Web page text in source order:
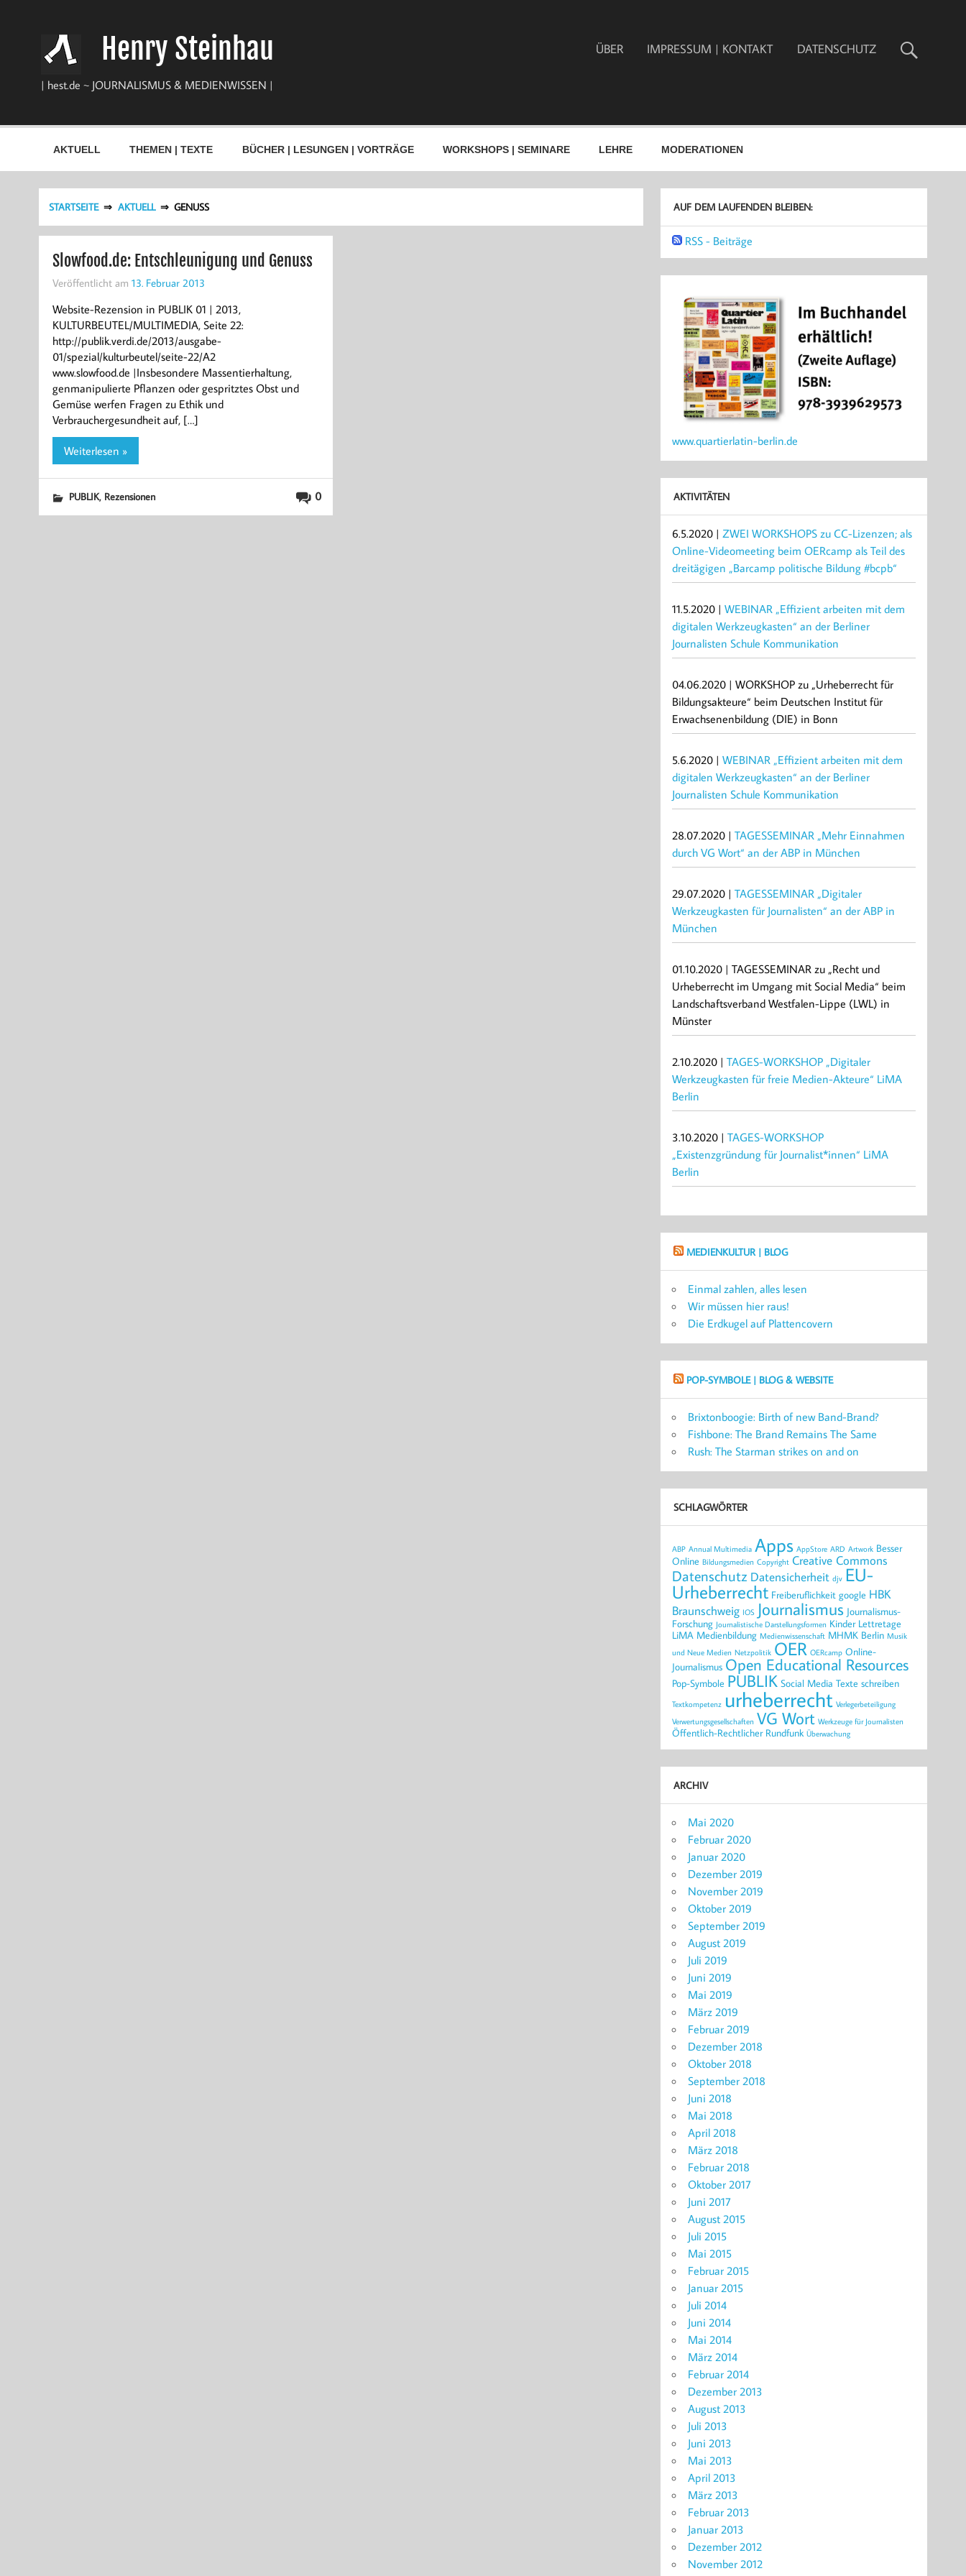
Henry Steinhau
| hest.de ~ JOURNALISMUS & MEDIENWISSEN |
ÜBER IMPRESSUM | KONTAKT DATENSCHUTZ
AKTUELL THEMEN | TEXTE BÜCHER | LESUNGEN | VORTRÄGE WORKSHOPS | SEMINARE LEHRE MODERATIONEN
STARTSEITE AKTUELL GENUSS
Slowfood.de: Entschleunigung und Genuss
Veröffentlicht am 13. Februar 2013
Website-Rezension in PUBLIK 01 | 2013,
KULTURBEUTEL/MULTIMEDIA, Seite 22:
http://publik.verdi.de/2013/ausgabe-
01/spezial/kulturbeutel/seite-22/A2
www.slowfood.de |Insbesondere Massentierhaltung,
genmanipulierte Pflanzen oder gespritztes Obst und
Gemüse werfen Fragen zu Ethik und
Verbrauchergesundheit auf, […]
Weiterlesen »
0
PUBLIK, Rezensionen
AUF DEM LAUFENDEN BLEIBEN:
RSS - Beiträge
www.quartierlatin-berlin.de
AKTIVITÄTEN
6.5.2020 |ZWEI WORKSHOPS zu CC-Lizenzen; als
Online-Videomeeting beim OERcamp als Teil des
dreitägigen „Barcamp politische Bildung #bcpb“
11.5.2020 |WEBINAR „Effizient arbeiten mit dem
digitalen Werkzeugkasten“ an der Berliner
Journalisten Schule Kommunikation
04.06.2020 | WORKSHOP zu „Urheberrecht für
Bildungsakteure“ beim Deutschen Institut für
Erwachsenenbildung (DIE) in Bonn
5.6.2020 |WEBINAR „Effizient arbeiten mit dem
digitalen Werkzeugkasten“ an der Berliner
Journalisten Schule Kommunikation
28.07.2020 |TAGESSEMINAR „Mehr Einnahmen
durch VG Wort“ an der ABP in München
29.07.2020 |TAGESSEMINAR „Digitaler
Werkzeugkasten für Journalisten“ an der ABP in
München
01.10.2020 | TAGESSEMINAR zu „Recht und
Urheberrecht im Umgang mit Social Media“ beim
Landschaftsverband Westfalen-Lippe (LWL) in
Münster
2.10.2020 |TAGES-WORKSHOP „Digitaler
Werkzeugkasten für freie Medien-Akteure“ LiMA
Berlin
3.10.2020 |TAGES-WORKSHOP
„Existenzgründung für Journalist*innen“ LiMA
Berlin
MEDIENKULTUR | BLOG
Einmal zahlen, alles lesen
Wir müssen hier raus!
Die Erdkugel auf Plattencovern
POP-SYMBOLE | BLOG & WEBSITE
Brixtonboogie: Birth of new Band-Brand?
Fishbone: The Brand Remains The Same
Rush: The Starman strikes on and on
SCHLAGWÖRTER
ABP Annual Multimedia Apps AppStore ARD Artwork Besser
Online Bildungsmedien Copyright Creative Commons
Datenschutz Datensicherheit djv EU-
Urheberrecht Freiberuflichkeit google HBK
Braunschweig IOS Journalismus Journalismus-
Forschung Journalistische Darstellungsformen Kinder Lettretage
LiMA Medienbildung Medienwissenschaft MHMK Berlin Musik
und Neue Medien Netzpolitik OER OERcamp Online-
Journalismus Open Educational Resources
Pop-Symbole PUBLIK Social Media Texte schreiben
Textkompetenz urheberrecht Verlegerbeteiligung
Verwertungsgesellschaften VG Wort Werkzeuge für Journalisten
Öffentlich-Rechtlicher Rundfunk Überwachung
ARCHIV
Mai 2020
Februar 2020
Januar 2020
Dezember 2019
November 2019
Oktober 2019
September 2019
August 2019
Juli 2019
Juni 2019
Mai 2019
März 2019
Februar 2019
Dezember 2018
Oktober 2018
September 2018
Juni 2018
Mai 2018
April 2018
März 2018
Februar 2018
Oktober 2017
Juni 2017
August 2015
Juli 2015
Mai 2015
Februar 2015
Januar 2015
Juli 2014
Juni 2014
Mai 2014
März 2014
Februar 2014
Dezember 2013
August 2013
Juli 2013
Juni 2013
Mai 2013
April 2013
März 2013
Februar 2013
Januar 2013
Dezember 2012
November 2012